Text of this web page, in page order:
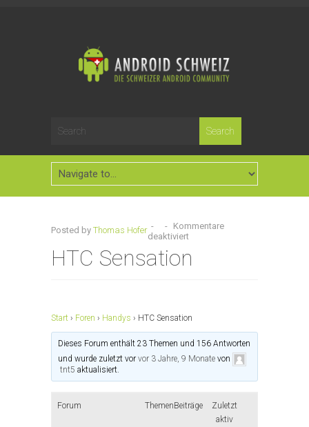
Posted by Thomas Hofer - - Kommentare
deaktiviert
HTC Sensation
Start › Foren › Handys › HTC Sensation
Dieses Forum enthält 23 Themen und 156 Antworten
und wurde zuletzt vorvor 3 Jahre, 9 Monate von
tnt5 aktualisiert.
Forum ThemenBeiträge
Zuletzt
aktiv